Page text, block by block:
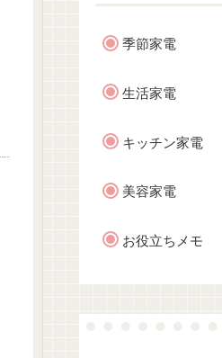
季節家電
生活家電
キッチン家電
美容家電
お役立ちメモ